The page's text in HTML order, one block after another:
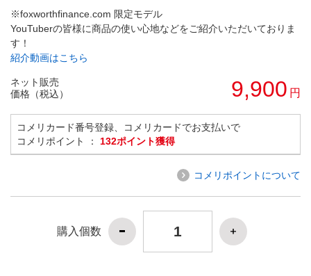
※foxworthfinance.com 限定モデル
YouTuberの皆様に商品の使い心地などをご紹介いただいておりま
す！
紹介動画はこちら
ネット販売
価格（税込）
9,900 円
コメリカード番号登録、コメリカードでお支払いで
コメリポイント ： 132ポイント獲得
コメリポイントについて
購入個数